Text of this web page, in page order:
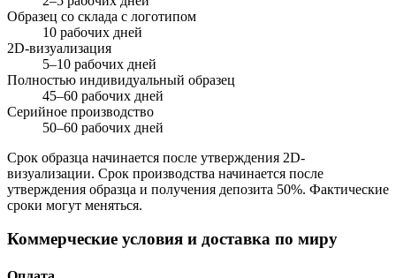
Образец со склада с логотипом
10 рабочих дней
2D-визуализация
5–10 рабочих дней
Полностью индивидуальный образец
45–60 рабочих дней
Серийное производство
50–60 рабочих дней
Срок образца начинается после утверждения 2D-
визуализации. Срок производства начинается после
утверждения образца и получения депозита 50%. Фактические
сроки могут меняться.
Коммерческие условия и доставка по миру